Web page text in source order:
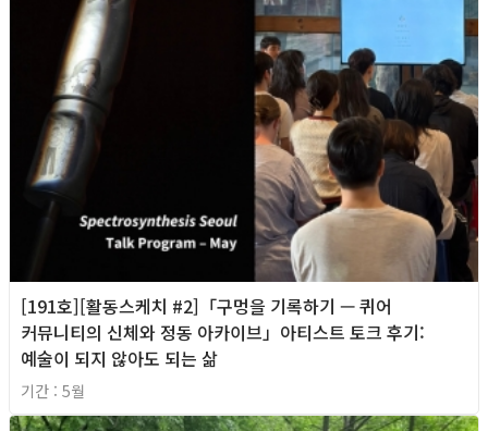
[191호][활동스케치 #2]「구멍을 기록하기 — 퀴어
커뮤니티의 신체와 정동 아카이브」아티스트 토크 후기:
예술이 되지 않아도 되는 삶
기간 : 5월